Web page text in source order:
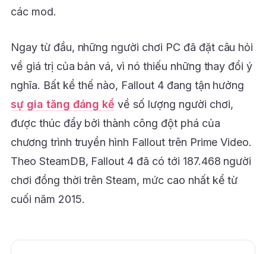
các mod.
Ngay từ đầu, những người chơi PC đã đặt câu hỏi
về giá trị của bản vá, vì nó thiếu những thay đổi ý
nghĩa. Bất kể thế nào, Fallout 4 đang tận hưởng
sự gia tăng đáng kể về số lượng người chơi,
được thúc đẩy bởi thành công đột phá của
chương trình truyền hình Fallout trên Prime Video.
Theo SteamDB, Fallout 4 đã có tới 187.468 người
chơi đồng thời trên Steam, mức cao nhất kể từ
cuối năm 2015.